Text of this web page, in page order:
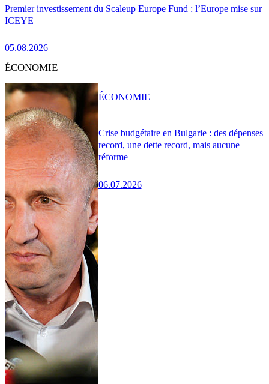
Premier investissement du Scaleup Europe Fund : l’Europe mise sur
ICEYE
05.08.2026
ÉCONOMIE
Crise budgétaire en Bulgarie : des dépenses
record, une dette record, mais aucune
réforme
06.07.2026
ÉCONOMIE